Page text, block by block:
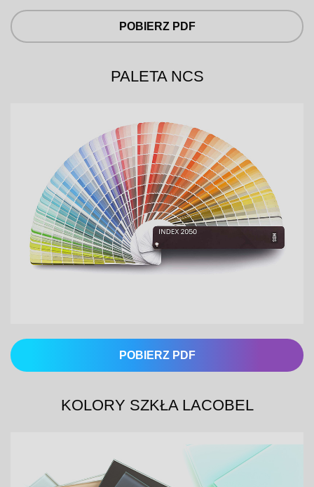
POBIERZ PDF
PALETA NCS
POBIERZ PDF
KOLORY SZKŁA LACOBEL